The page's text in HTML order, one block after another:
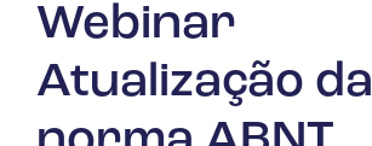
Webinar
Atualização da